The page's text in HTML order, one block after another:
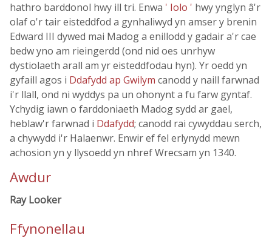
hathro barddonol hwy ill tri. Enwa ' Iolo ' hwy ynglyn â'r
olaf o'r tair eisteddfod a gynhaliwyd yn amser y brenin
Edward III dywed mai Madog a enillodd y gadair a'r cae
bedw yno am rieingerdd (ond nid oes unrhyw
dystiolaeth arall am yr eisteddfodau hyn). Yr oedd yn
gyfaill agos i Ddafydd ap Gwilym canodd y naill farwnad
i'r llall, ond ni wyddys pa un ohonynt a fu farw gyntaf.
Ychydig iawn o farddoniaeth Madog sydd ar gael,
heblaw'r farwnad i Ddafydd; canodd rai cywyddau serch,
a chywydd i'r Halaenwr. Enwir ef fel erlynydd mewn
achosion yn y llysoedd yn nhref Wrecsam yn 1340.
Awdur
Ray Looker
Ffynonellau